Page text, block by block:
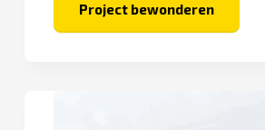
Project bewonderen
De
Keersluis